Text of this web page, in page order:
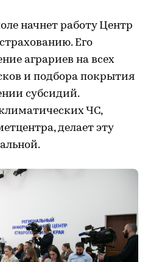
начнет работу Центр
Его
аграриев на всех
и подбора покрытия
субсидий.
ЧС,
делает эту